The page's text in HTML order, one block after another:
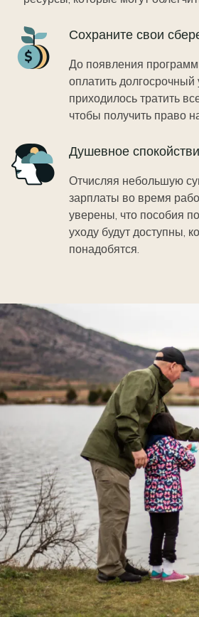
Icon Сохраните свои
До появления
оплатить
приходилось тратить
чтобы получить право
Icon Душевное
Отчисляя небольшую
зарплаты во время
уверены, что пособия
уходу будут доступны,
понадобятся.
Image